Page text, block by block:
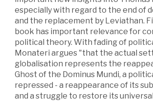
especially with regard to the end of
and the replacement by Leviathan.
book has important relevance for
political theory. With fading of
Monateri argues "that the actual
globalisation represents the
Ghost of the Dominus Mundi, a
repressed - a reappearance of its
and a struggle to restore its